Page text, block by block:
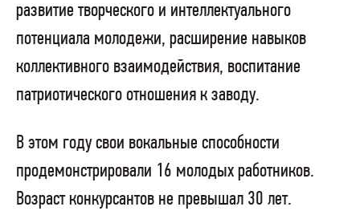
развитие творческого и интеллектуального
потенциала молодежи, расширение навыков
коллективного взаимодействия, воспитание
патриотического отношения к заводу.
В этом году свои вокальные способности
продемонстрировали 16 молодых работников.
Возраст конкурсантов не превышал 30 лет.